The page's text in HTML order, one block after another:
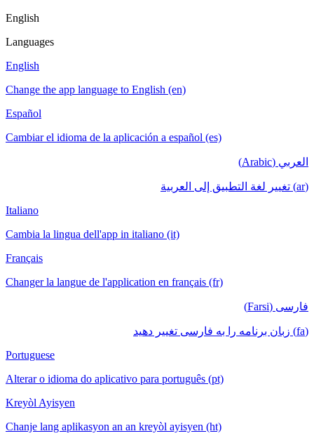
English
Languages
English
Change the app language to English (en)
Español
Cambiar el idioma de la aplicación a español (es)
العربي (Arabic)
(ar) تغيير لغة التطبيق إلى العربية
Italiano
Cambia la lingua dell'app in italiano (it)
Français
Changer la langue de l'application en français (fr)
فارسی (Farsi)
(fa) زبان برنامه را به فارسی تغییر دهید
Portuguese
Alterar o idioma do aplicativo para português (pt)
Kreyòl Ayisyen
Chanje lang aplikasyon an an kreyòl ayisyen (ht)